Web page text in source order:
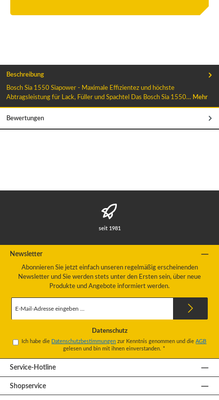
Beschreibung
Bosch Sia 1550 Siapower - Maximale Effizientez und höchste
Abtragsleistung für Lack, Füller und Spachtel Das Bosch Sia 1550… Mehr
Bewertungen
seit 1981
Newsletter
Abonnieren Sie jetzt einfach unseren regelmäßig erscheinenden
Newsletter und Sie werden stets unter den Ersten sein, über neue
Produkte und Angebote informiert werden.
Mail-
Datenschutz
Ich habe die Datenschutzbestimmungen zur Kenntnis genommen und dieAGB
gelesen und bin mit ihnen einverstanden. *
Service-Hotline
Shopservice